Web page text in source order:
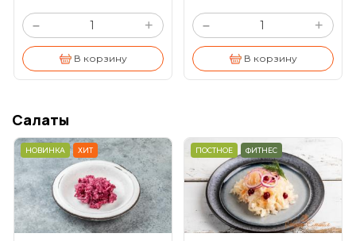
– +
В корзину
– +
В корзину
Салаты
НОВИНКА ХИТ ПОСТНОЕ ФИТНЕС